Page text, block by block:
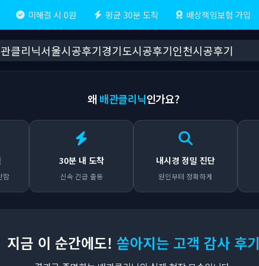
미해결 시 0원 평균 30분 도착 배상책임보험 가입
클리닉서울시공후기경기도시공후기인천시공후기
왜 배관클리닉인가요?
함
30분 내 도착
신속 긴급 출동
내시경 정밀 진단
원인부터 정확하게
지금 이 순간에도! 쏟아지는 고객 감사 후기